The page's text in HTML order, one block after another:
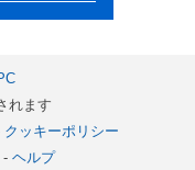
れます
クッキーポリシー
ヘルプ